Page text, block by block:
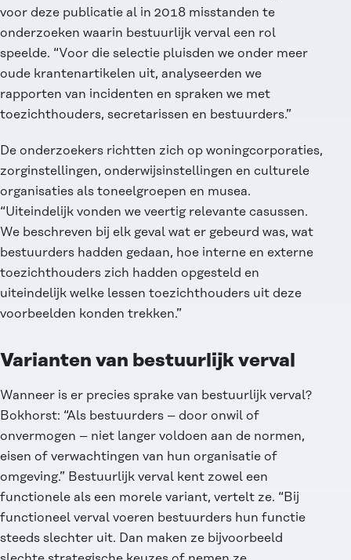
voor deze publicatie al in 2018 misstanden te
onderzoeken waarin bestuurlijk verval een rol
speelde. “Voor die selectie pluisden we onder meer
oude krantenartikelen uit, analyseerden we
rapporten van incidenten en spraken we met
toezichthouders, secretarissen en bestuurders.”
De onderzoekers richtten zich op woningcorporaties,
zorginstellingen, onderwijsinstellingen en culturele
organisaties als toneelgroepen en musea.
“Uiteindelijk vonden we veertig relevante casussen.
We beschreven bij elk geval wat er gebeurd was, wat
bestuurders hadden gedaan, hoe interne en externe
toezichthouders zich hadden opgesteld en
uiteindelijk welke lessen toezichthouders uit deze
voorbeelden konden trekken.”
Varianten van bestuurlijk verval
Wanneer is er precies sprake van bestuurlijk verval?
Bokhorst: “Als bestuurders – door onwil of
onvermogen – niet langer voldoen aan de normen,
eisen of verwachtingen van hun organisatie of
omgeving.” Bestuurlijk verval kent zowel een
functionele als een morele variant, vertelt ze. “Bij
functioneel verval voeren bestuurders hun functie
steeds slechter uit. Dan maken ze bijvoorbeeld